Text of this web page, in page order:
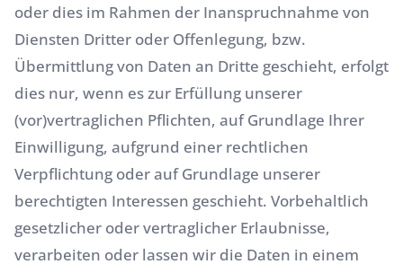
oder dies im Rahmen der Inanspruchnahme von
Diensten Dritter oder Offenlegung, bzw.
Übermittlung von Daten an Dritte geschieht, erfolgt
dies nur, wenn es zur Erfüllung unserer
(vor)vertraglichen Pflichten, auf Grundlage Ihrer
Einwilligung, aufgrund einer rechtlichen
Verpflichtung oder auf Grundlage unserer
berechtigten Interessen geschieht. Vorbehaltlich
gesetzlicher oder vertraglicher Erlaubnisse,
verarbeiten oder lassen wir die Daten in einem